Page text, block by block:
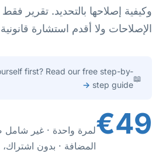
وكيفية إصلاحها بالتحديد. تقرير
الإصلاحات ولا أقدم استشارة
📖
first? Read our free step-by-
step guide
→
€49لمرة واحدة · غير شامل
المضافة · بدون